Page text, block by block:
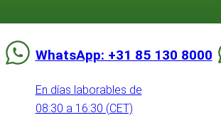
WhatsApp: +31 85 130 8000
En días laborables de
08:30 a 16:30 (CET)